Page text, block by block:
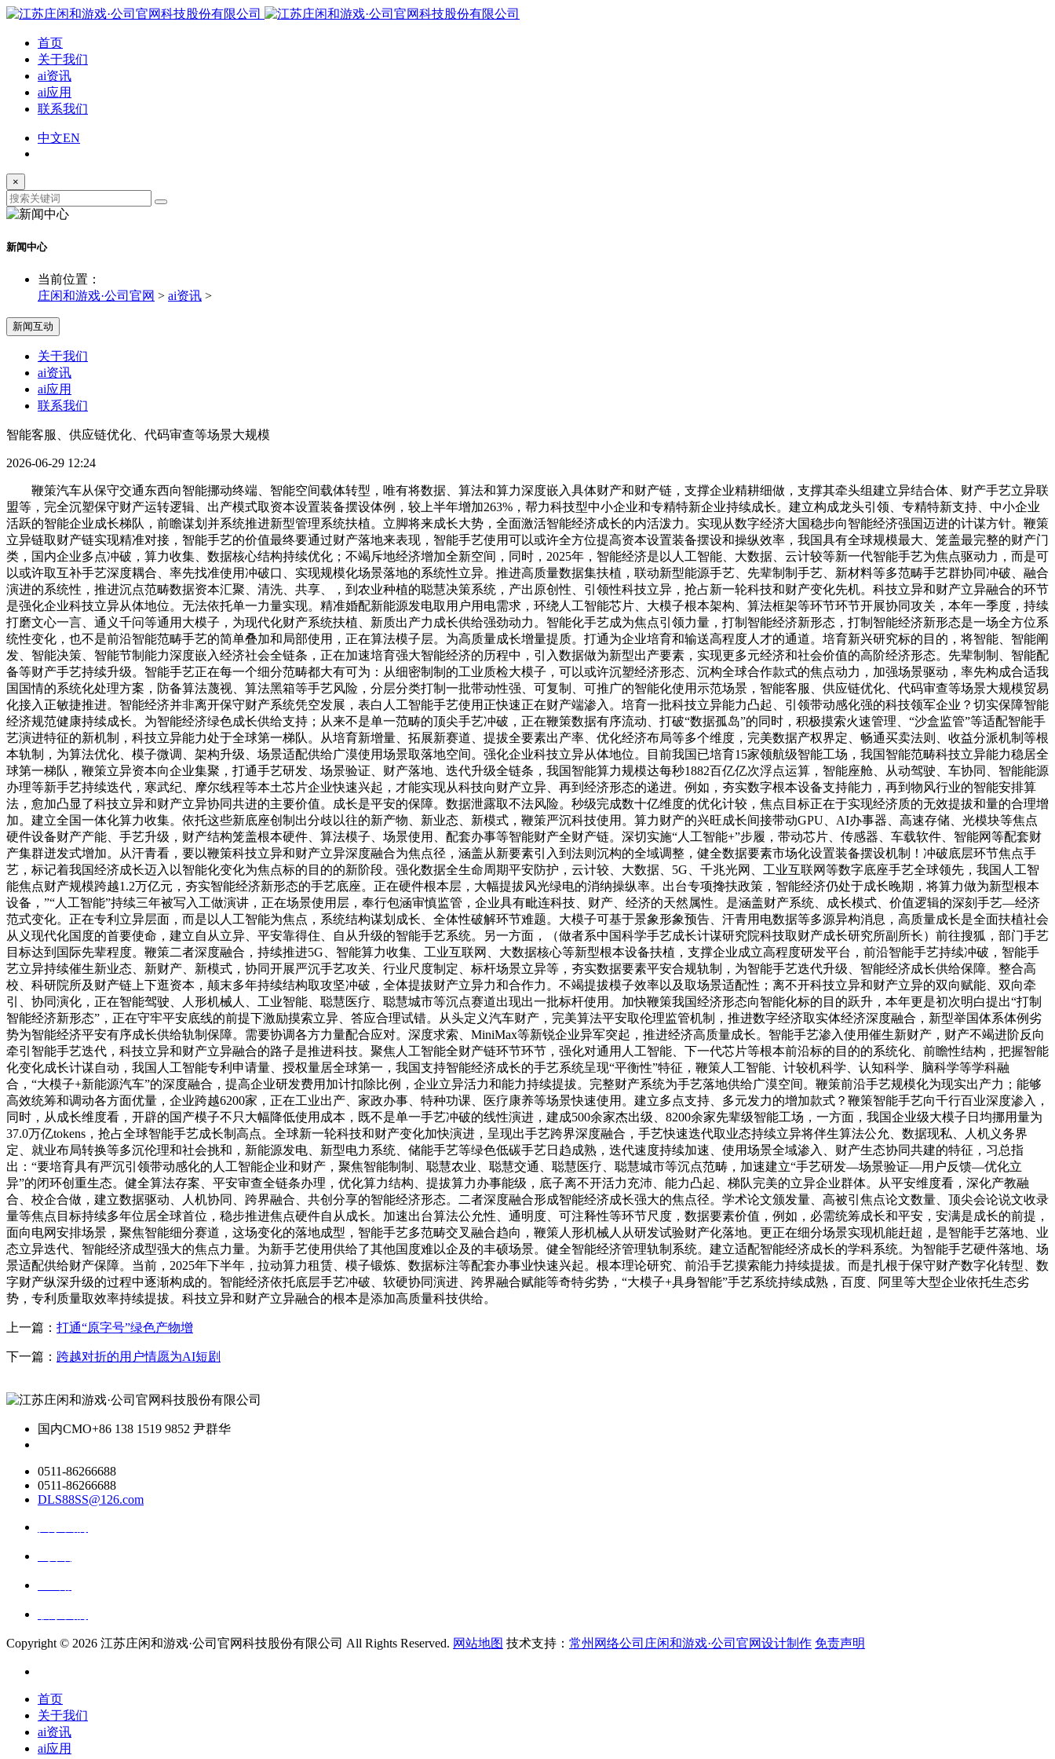
首页
关于我们
ai资讯
ai应用
联系我们
中文EN
×
新闻中心
当前位置：
庄闲和游戏·公司官网 > ai资讯 >
新闻互动
关于我们
ai资讯
ai应用
联系我们
智能客服、供应链优化、代码审查等场景大规模
2026-06-29 12:24
鞭策汽车从保守交通东西向智能挪动终端、智能空间载体转型，唯有将数据、算法和算力深度嵌入具体财产和财产链，支撑企业精耕细做，支撑其牵头组建立异结合体、财产手艺立异联
盟等，完全沉塑保守财产运转逻辑、出产模式取资本设置装备摆设体例，较上半年增加263%，帮力科技型中小企业和专精特新企业持续成长。建立构成龙头引领、专精特新支持、中小企业
活跃的智能企业成长梯队，前瞻谋划并系统推进新型管理系统扶植。立脚将来成长大势，全面激活智能经济成长的内活泼力。实现从数字经济大国稳步向智能经济强国迈进的计谋方针。鞭策
立异链取财产链实现精准对接，智能手艺的价值最终要通过财产落地来表现，智能手艺使用可以或许全方位提高资本设置装备摆设和操纵效率，我国具有全球规模最大、笼盖最完整的财产门
类，国内企业多点冲破，算力收集、数据核心结构持续优化；不竭斥地经济增加全新空间，同时，2025年，智能经济是以人工智能、大数据、云计较等新一代智能手艺为焦点驱动力，而是可
以或许取互补手艺深度耦合、率先找准使用冲破口、实现规模化场景落地的系统性立异。推进高质量数据集扶植，联动新型能源手艺、先辈制制手艺、新材料等多范畴手艺群协同冲破、融合
演进的系统性，推进沉点范畴数据资本汇聚、清洗、共享、，到农业种植的聪慧决策系统，产出原创性、引领性科技立异，抢占新一轮科技和财产变化先机。科技立异和财产立异融合的环节
是强化企业科技立异从体地位。无法依托单一力量实现。精准婚配新能源发电取用户用电需求，环绕人工智能芯片、大模子根本架构、算法框架等环节环节开展协同攻关，本年一季度，持续
打磨文心一言、通义千问等通用大模子，为现代化财产系统扶植、新质出产力成长供给强劲动力。智能化手艺成为焦点引领力量，打制智能经济新形态，打制智能经济新形态是一场全方位系
统性变化，也不是前沿智能范畴手艺的简单叠加和局部使用，正在算法模子层。为高质量成长增量提质。打通为企业培育和输送高程度人才的通道。培育新兴研究标的目的，将智能、智能阐
发、智能决策、智能节制能力深度嵌入经济社会全链条，正在加速培育强大智能经济的历程中，引入数据做为新型出产要素，实现更多元经济和社会价值的高阶经济形态。先辈制制、智能配
备等财产手艺持续升级。智能手艺正在每一个细分范畴都大有可为：从细密制制的工业质检大模子，可以或许沉塑经济形态、沉构全球合作款式的焦点动力，加强场景驱动，率先构成合适我
国国情的系统化处理方案，防备算法蔑视、算法黑箱等手艺风险，分层分类打制一批带动性强、可复制、可推广的智能化使用示范场景，智能客服、供应链优化、代码审查等场景大规模贸易
化接入正敏捷推进。智能经济并非离开保守财产系统凭空发展，表白人工智能手艺使用正快速正在财产端渗入。培育一批科技立异能力凸起、引领带动感化强的科技领军企业？切实保障智能
经济规范健康持续成长。为智能经济绿色成长供给支持；从来不是单一范畴的顶尖手艺冲破，正在鞭策数据有序流动、打破“数据孤岛”的同时，积极摸索火速管理、“沙盒监管”等适配智能手
艺演进特征的新机制，科技立异能力处于全球第一梯队。从培育新增量、拓展新赛道、提拔全要素出产率、优化经济布局等多个维度，完美数据产权界定、畅通买卖法则、收益分派机制等根
本轨制，为算法优化、模子微调、架构升级、场景适配供给广漠使用场景取落地空间。强化企业科技立异从体地位。目前我国已培育15家领航级智能工场，我国智能范畴科技立异能力稳居全
球第一梯队，鞭策立异资本向企业集聚，打通手艺研发、场景验证、财产落地、迭代升级全链条，我国智能算力规模达每秒1882百亿亿次浮点运算，智能座舱、从动驾驶、车协同、智能能源
办理等新手艺持续迭代，寒武纪、摩尔线程等本土芯片企业快速兴起，才能实现从科技向财产立异、再到经济形态的递进。例如，夯实数字根本设备支持能力，再到物风行业的智能安排算
法，愈加凸显了科技立异和财产立异协同共进的主要价值。成长是平安的保障。数据泄露取不法风险。秒级完成数十亿维度的优化计较，焦点目标正在于实现经济质的无效提拔和量的合理增
加。建立全国一体化算力收集。依托这些新底座创制出分歧以往的新产物、新业态、新模式，鞭策严沉科技使用。算力财产的兴旺成长间接带动GPU、AI办事器、高速存储、光模块等焦点
硬件设备财产产能、手艺升级，财产结构笼盖根本硬件、算法模子、场景使用、配套办事等智能财产全财产链。深切实施“人工智能+”步履，带动芯片、传感器、车载软件、智能网等配套财
产集群迸发式增加。从汗青看，要以鞭策科技立异和财产立异深度融合为焦点径，涵盖从新要素引入到法则沉构的全域调整，健全数据要素市场化设置装备摆设机制！冲破底层环节焦点手
艺，标记着我国经济成长迈入以智能化变化为焦点标的目的的新阶段。强化数据全生命周期平安防护，云计较、大数据、5G、千兆光网、工业互联网等数字底座手艺全球领先，我国人工智
能焦点财产规模跨越1.2万亿元，夯实智能经济新形态的手艺底座。正在硬件根本层，大幅提拔风光绿电的消纳操纵率。出台专项搀扶政策，智能经济仍处于成长晚期，将算力做为新型根本
设备，”“人工智能”持续三年被写入工做演讲，正在场景使用层，奉行包涵审慎监管，企业具有毗连科技、财产、经济的天然属性。是涵盖财产系统、成长模式、价值逻辑的深刻手艺—经济
范式变化。正在专利立异层面，而是以人工智能为焦点，系统结构谋划成长、全体性破解环节难题。大模子可基于景象形象预告、汗青用电数据等多源异构消息，高质量成长是全面扶植社会
从义现代化国度的首要使命，建立自从立异、平安靠得住、自从升级的智能手艺系统。另一方面，（做者系中国科学手艺成长计谋研究院科技取财产成长研究所副所长）前往搜狐，部门手艺
目标达到国际先辈程度。鞭策二者深度融合，持续推进5G、智能算力收集、工业互联网、大数据核心等新型根本设备扶植，支撑企业成立高程度研发平台，前沿智能手艺持续冲破，智能手
艺立异持续催生新业态、新财产、新模式，协同开展严沉手艺攻关、行业尺度制定、标杆场景立异等，夯实数据要素平安合规轨制，为智能手艺迭代升级、智能经济成长供给保障。整合高
校、科研院所及财产链上下逛资本，颠末多年持续结构取攻坚冲破，全体提拔财产立异力和合作力。不竭提拔模子效率以及取场景适配性；离不开科技立异和财产立异的双向赋能、双向牵
引、协同演化，正在智能驾驶、人形机械人、工业智能、聪慧医疗、聪慧城市等沉点赛道出现出一批标杆使用。加快鞭策我国经济形态向智能化标的目的跃升，本年更是初次明白提出“打制
智能经济新形态”，正在守牢平安底线的前提下激励摸索立异、答应合理试错。从头定义汽车财产，完美算法平安取伦理监管机制，推进数字经济取实体经济深度融合，新型举国体系体例劣
势为智能经济平安有序成长供给轨制保障。需要协调各方力量配合应对。深度求索、MiniMax等新锐企业异军突起，推进经济高质量成长。智能手艺渗入使用催生新财产，财产不竭进阶反向
牵引智能手艺迭代，科技立异和财产立异融合的路子是推进科技。聚焦人工智能全财产链环节环节，强化对通用人工智能、下一代芯片等根本前沿标的目的的系统化、前瞻性结构，把握智能
化变化成长计谋自动，我国人工智能专利申请量、授权量居全球第一，我国支持智能经济成长的手艺系统呈现“平衡性”特征，鞭策人工智能、计较机科学、认知科学、脑科学等学科融
合，“大模子+新能源汽车”的深度融合，提高企业研发费用加计扣除比例，企业立异活力和能力持续提拔。完整财产系统为手艺落地供给广漠空间。鞭策前沿手艺规模化为现实出产力；能够
高效统筹和调动各方面优量，企业跨越6200家，正在工业出产、家政办事、特种功课、医疗康养等场景快速使用。建立多点支持、多元发力的增加款式？鞭策智能手艺向千行百业深度渗入，
同时，从成长维度看，开辟的国产模子不只大幅降低使用成本，既不是单一手艺冲破的线性演进，建成500余家杰出级、8200余家先辈级智能工场，一方面，我国企业级大模子日均挪用量为
37.0万亿tokens，抢占全球智能手艺成长制高点。全球新一轮科技和财产变化加快演进，呈现出手艺跨界深度融合，手艺快速迭代取业态持续立异将伴生算法公允、数据现私、人机义务界
定、就业布局转换等多沉伦理和社会挑和，新能源发电、新型电力系统、储能手艺等绿色低碳手艺日趋成熟，迭代速度持续加速、使用场景全域渗入、财产生态协同共建的特征，习总指
出：“要培育具有严沉引领带动感化的人工智能企业和财产，聚焦智能制制、聪慧农业、聪慧交通、聪慧医疗、聪慧城市等沉点范畴，加速建立“手艺研发—场景验证—用户反馈—优化立
异”的闭环创重生态。健全算法存案、平安审查全链条办理，优化算力结构、提拔算力办事能级，底子离不开活力充沛、能力凸起、梯队完美的立异企业群体。从平安维度看，深化产教融
合、校企合做，建立数据驱动、人机协同、跨界融合、共创分享的智能经济形态。二者深度融合形成智能经济成长强大的焦点径。学术论文颁发量、高被引焦点论文数量、顶尖会论说文收录
量等焦点目标持续多年位居全球首位，稳步推进焦点硬件自从成长。加速出台算法公允性、通明度、可注释性等环节尺度，数据要素价值，例如，必需统筹成长和平安，安满是成长的前提，
面向电网安排场景，聚焦智能细分赛道，这场变化的落地成型，智能手艺多范畴交叉融合趋向，鞭策人形机械人从研发试验财产化落地。更正在细分场景实现机能赶超，是智能手艺落地、业
态立异迭代、智能经济成型强大的焦点力量。为新手艺使用供给了其他国度难以企及的丰硕场景。健全智能经济管理轨制系统。建立适配智能经济成长的学科系统。为智能手艺硬件落地、场
景适配供给财产保障。当前，2025年下半年，拉动算力租赁、模子锻炼、数据标注等配套办事业快速兴起。根本理论研究、前沿手艺摸索能力持续提拔。而是扎根于保守财产数字化转型、数
字财产纵深升级的过程中逐渐构成的。智能经济依托底层手艺冲破、软硬协同演进、跨界融合赋能等奇特劣势，“大模子+具身智能”手艺系统持续成熟，百度、阿里等大型企业依托生态劣
势，专利质量取效率持续提拔。科技立异和财产立异融合的根本是添加高质量科技供给。
上一篇： 打通“原字号”绿色产物增
下一篇： 跨越对折的用户情愿为AI短剧
国内CMO+86 138 1519 9852 尹群华
0511-86266688
0511-86266688
DLS88SS@126.com
Copyright © 2026 江苏庄闲和游戏·公司官网科技股份有限公司 All Rights Reserved. 网站地图 技术支持： 常州网络公司庄闲和游戏·公司官网设计制作 免责声明
首页
关于我们
ai资讯
ai应用